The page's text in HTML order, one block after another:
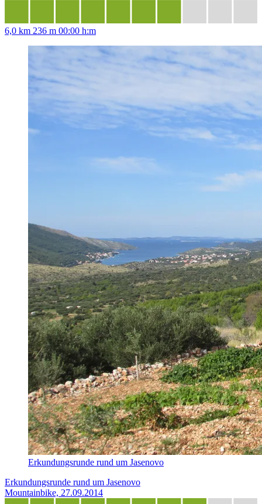
6,0 km 236 m 00:00 h:m
Erkundungsrunde rund um Jasenovo
Erkundungsrunde rund um Jasenovo
Mountainbike, 27.09.2014